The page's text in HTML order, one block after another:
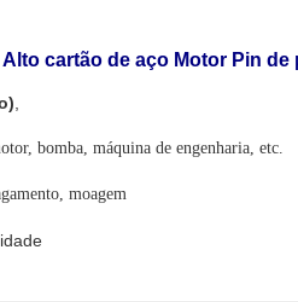
cartão de aço Motor Pin de
bomba, máquina de engenharia, etc.
moagem